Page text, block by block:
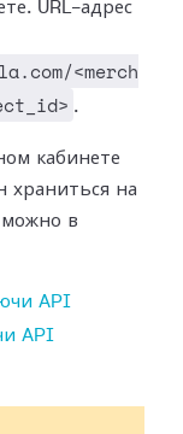
URL-адрес
<merch
.
кабинете
храниться на
можно в
API
API